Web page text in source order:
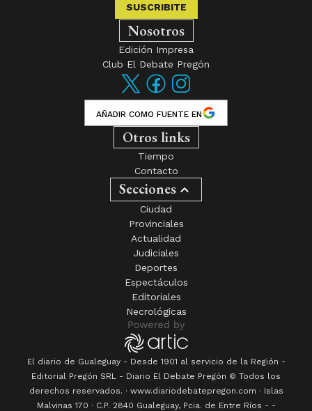
SUSCRIBITE
Nosotros
Edición Impresa
Club El Debate Pregón
AÑADIR COMO FUENTE EN
Otros links
Tiempo
Contacto
Secciones
Ciudad
Provinciales
Actualidad
Judiciales
Deportes
Espectáculos
Editoriales
Necrológicas
El diario de Gualeguay - Desde 1901 al servicio de la Región -
Editorial Pregón SRL - Diario El Debate Pregón © Todos los
derechos reservados. · www.diariodebatepregon.com · Islas
Malvinas 170 · C.P. 2840 Gualeguay, Pcia. de Entre Ríos - -